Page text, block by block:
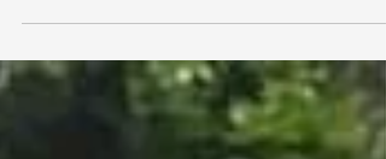
ultimi attacchi russi a Ivano-Frankivsk e
Zaporizhzhia. La guerra di aggressione
contro...